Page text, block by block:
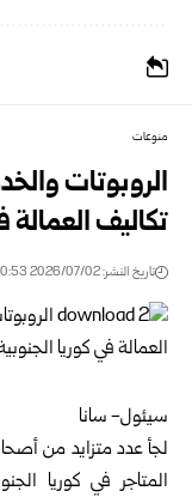
منوعات
الروبوتات
تكاليف العمالة
تاريخ النشر: 2026/07/02 10:53 صباحًا
سيئول- سانا‌‎ ‎
لجأ عدد متزايد من
المتاجر في كوريا